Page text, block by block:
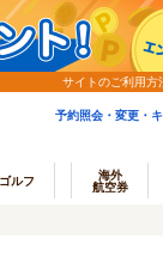
サイトのご利用方
予約照会・変更・
ゴルフ
海外
航空券